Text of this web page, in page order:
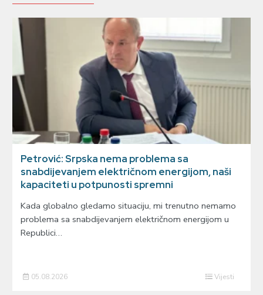
Petrović: Srpska nema problema sa
snabdijevanjem električnom energijom, naši
kapaciteti u potpunosti spremni
Kada globalno gledamo situaciju, mi trenutno nemamo
problema sa snabdijevanjem električnom energijom u
Republici…
05.08.2026 Vijesti